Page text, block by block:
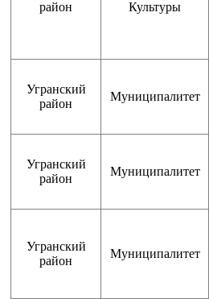
район
Культуры
Угранский
район
Муниципалитет
Угранский
район
Муниципалитет
Угранский
район
Муниципалитет